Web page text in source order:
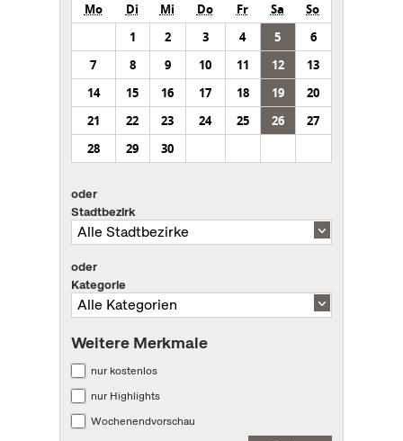
Mo Di Mi Do Fr Sa
So
1
2 3 4 5
6
7
8 9 10 11 12
13
14
15 16 17 18 19
20
21
22 23 24 25 26
27
28
29 30
oder
Stadtbezirk
oder
Kategorie
Weitere Merkmale
nur kostenlos
nur Highlights
Wochenendvorschau